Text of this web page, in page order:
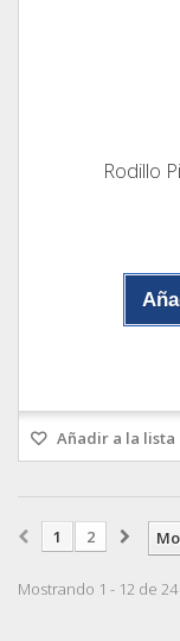
Rodillo
Añadir a la lista
1 2
Mostrando 1 - 12 de